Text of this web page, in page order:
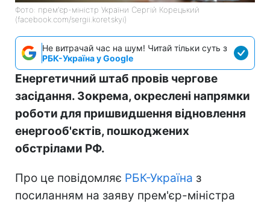
Фото: прем'єр-міністр України Сергій Корецький
(facebook.com/sergii.koretskyi)
Не витрачай час на шум! Читай тільки суть з
РБК-Україна у Google
Енергетичний штаб провів чергове
засідання. Зокрема, окреслені напрямки
роботи для пришвидшення відновлення
енергооб'єктів, пошкоджених
обстрілами РФ.
Про це повідомляє РБК-Україна з
посиланням на заяву прем'єр-міністра